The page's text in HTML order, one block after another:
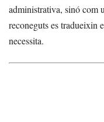
administrativa, sinó com
reconeguts es tradueixin
necessita.